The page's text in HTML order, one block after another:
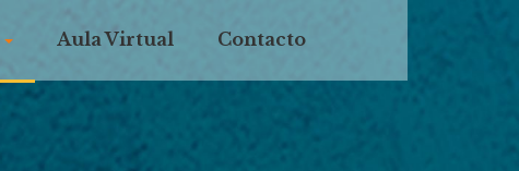
Aula Virtual Contacto